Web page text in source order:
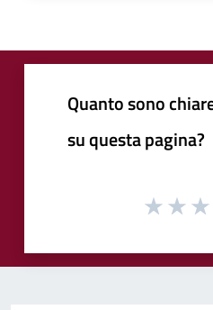
Quanto sono
su questa pagina?